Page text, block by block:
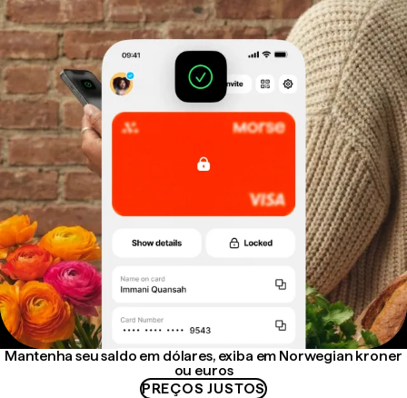
Mantenha seu saldo em dólares, exiba em Norwegian kroner
ou euros
PREÇOS JUSTOS